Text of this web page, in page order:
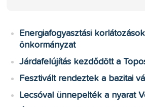
Energiafogyasztási
önkormányzat
Járdafelújítás kezdődött a
Fesztivált rendeztek a bazitai
Lecsóval ünnepelték a nyarat